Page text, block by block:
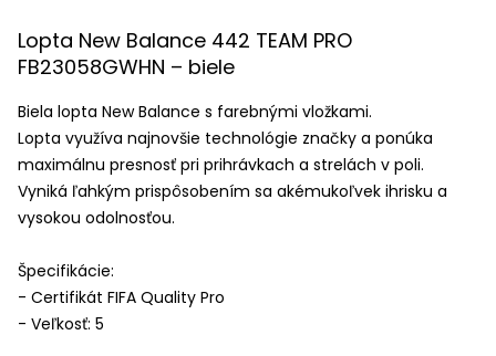
Lopta New Balance 442 TEAM PRO
FB23058GWHN – biele
Biela lopta New Balance s farebnými vložkami.
Lopta využíva najnovšie technológie značky a ponúka
maximálnu presnosť pri prihrávkach a strelách v poli.
Vyniká ľahkým prispôsobením sa akémukoľvek ihrisku a
vysokou odolnosťou.
Špecifikácie:
- Certifikát FIFA Quality Pro
- Veľkosť: 5